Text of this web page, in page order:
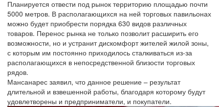
Планируется отвести под рынок территорию площадью почти
5000 метров. В располагающихся на ней торговых павильонах
можно будет приобрести порядка 630 видов различных
товаров. Перенос рынка не только позволит расширить его
возможности, но и устранит дискомфорт жителей жилой зоны,
с которым им постоянно приходилось сталкиваться из-за
располагающихся в непосредственной близости торговых
рядов.
Мансанарес заявил, что данное решение – результат
длительной и взвешенной работы, благодаря которому будут
удовлетворены и предприниматели, и покупатели.